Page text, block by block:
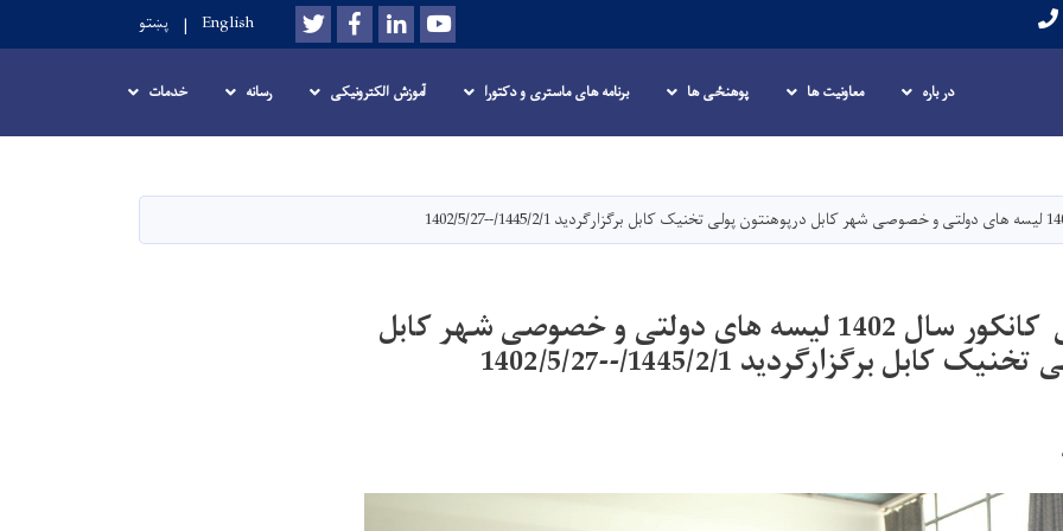
main
content
Youtube
LinkedIn
Facebook
Twitter
English پښتو
در باره معاونیت ها پوهنځی ها برنامه های ماستری و دکتورا آموزش الکترونیکی رسانه خدمات
امتحان عمومی کانکور سال 1402 لیسه های دولتی و خصوصی شهر کابل
کابل برگزارگردید 1445/2/1/--1402/5/27